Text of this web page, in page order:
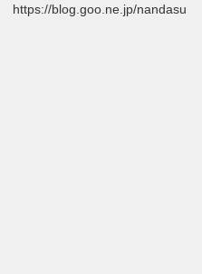
https://blog.goo.ne.jp/nandasu